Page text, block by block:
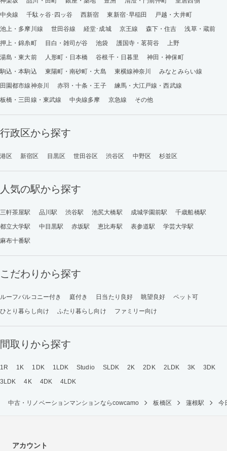
中央線
千駄ヶ谷･四ッ谷 西新宿 東新宿･早稲田
戸越・大井町
池上・多摩川線
世田谷線 経堂･成城 京王線 森下・住吉
浅草・蔵前
押上・錦糸町
目白・雑司が谷 池袋 護国寺・茗荷谷
上野
湯島・東大前
人形町・日本橋 谷根千・日暮里
神田・神保町
駒込・本駒込
東陽町・南砂町・大島 東横線神奈川
みなとみらい線
田園都市線神奈川
赤羽・十条・王子
練馬・大江戸線・西武線
板橋・三田線・東武線
中央線多摩 京急線 その他
行政区から探す
港区 新宿区 目黒区 世田谷区 渋谷区 中野区 杉並区
人気の駅から探す
三軒茶屋駅 品川駅 渋谷駅 池尻大橋駅 成城学園前駅
千歳船橋駅
都立大学駅
中目黒駅 赤坂駅 恵比寿駅 表参道駅
学芸大学駅
麻布十番駅
こだわりから探す
ルーフバルコニー付き 庭付き 日当たり良好 眺望良好
ペット可
ひとり暮らし向け
ふたり暮らし向け ファミリー向け
間取りから探す
1R 1K 1DK 1LDK Studio SLDK 2K 2DK 2LDK 3K
3DK
3LDK
4K 4DK 4LDK
中古・リノベーションマンションならcowcamo 板橋区 蓮根駅 今
アカウント